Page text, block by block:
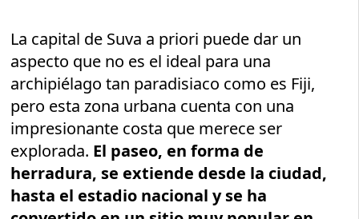
La capital de Suva a priori puede dar un
aspecto que no es el ideal para una
archipiélago tan paradisiaco como es Fiji,
pero esta zona urbana cuenta con una
impresionante costa que merece ser
explorada. El paseo, en forma de
herradura, se extiende desde la ciudad,
hasta el estadio nacional y se ha